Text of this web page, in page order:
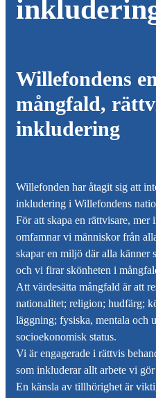
Willefondens
mångfald,
inkludering
Willefonden har åtagit sig att
inkludering i Willefondens
För att skapa en rättvisare,
omfamnar vi människor från
skapar en miljö där alla känner
och vi firar skönheten i
Att värdesätta mångfald är att
nationalitet; religion; hudfärg;
läggning; fysiska, mentala och
socioekonomisk status.
Vi är engagerade i rättvis
som inkluderar allt arbete vi
En känsla av tillhörighet är